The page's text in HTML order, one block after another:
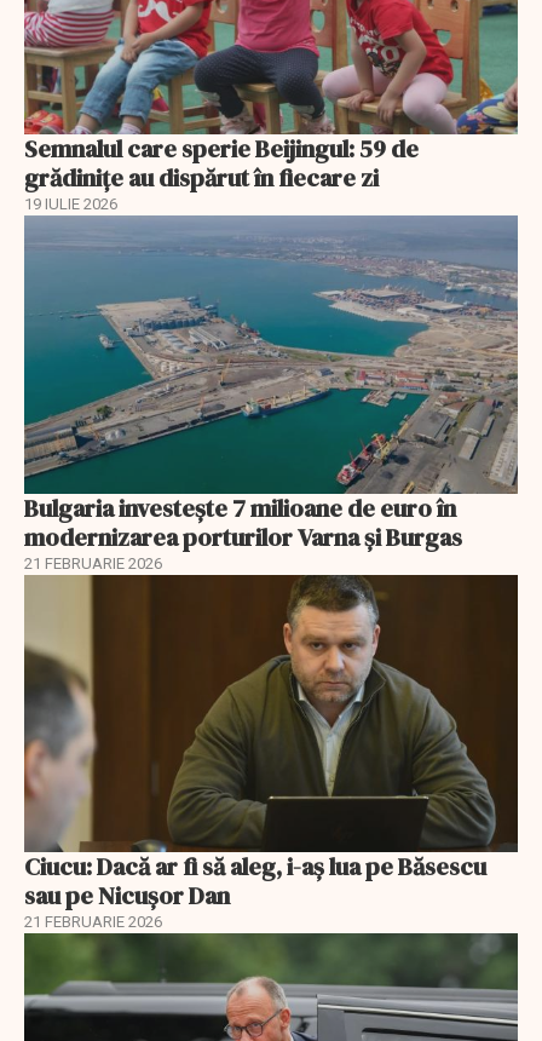
Semnalul care sperie Beijingul: 59 de
grădinițe au dispărut în fiecare zi
19 IULIE 2026
Bulgaria investește 7 milioane de euro în
modernizarea porturilor Varna și Burgas
21 FEBRUARIE 2026
Ciucu: Dacă ar fi să aleg, i-aș lua pe Băsescu
sau pe Nicușor Dan
21 FEBRUARIE 2026